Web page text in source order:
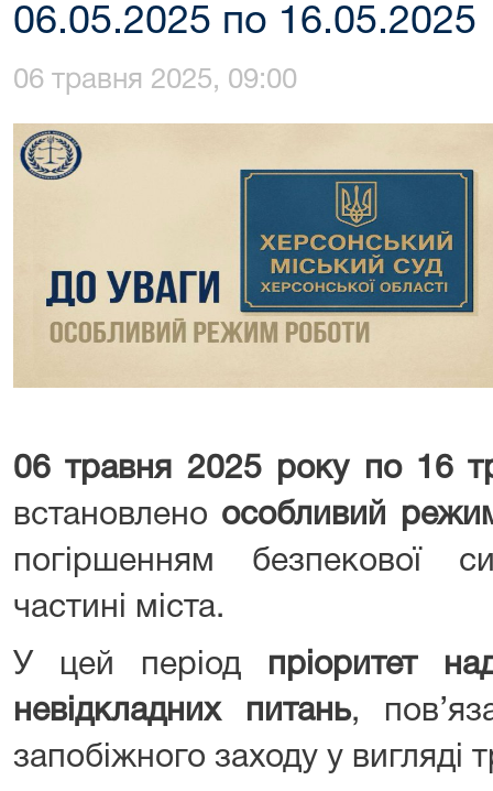
06.05.2025 по 16.05.2025
06 травня 2025, 09:00
06 травня 2025 року по 16
встановлено особливий
погіршенням безпекової
частині міста.
У цей період
пріоритет
невідкладних питань,
запобіжного заходу у вигляді